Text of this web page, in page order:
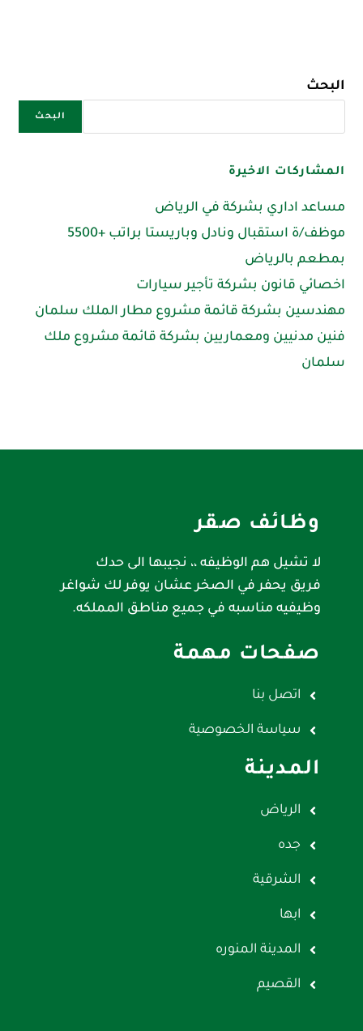
البحث
البحث
المشاركات الاخيرة
مساعد اداري بشركة في الرياض
موظف/ة استقبال ونادل وباريستا براتب +5500
بمطعم بالرياض
اخصائي قانون بشركة تأجير سيارات
مهندسين بشركة قائمة مشروع مطار الملك سلمان
فنين مدنيين ومعماريين بشركة قائمة مشروع ملك
سلمان
وظائف صقر
لا تشيل هم الوظيفه ،، نجيبها الى حدك
فريق يحفر في الصخر عشان يوفر لك شواغر
وظيفيه مناسبه في جميع مناطق المملكه.
صفحات مهمة
اتصل بنا
سياسة الخصوصية
المدينة
الرياض
جده
الشرقية
ابها
المدينة المنوره
القصيم